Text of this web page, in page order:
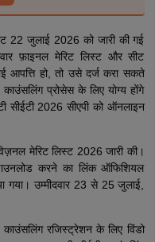
22 जुलाई 2026 को जारी की गई
फ़ाइनल मेरिट लिस्ट और सीट
हो, तो उसे दर्ज करा सकते
काउंसलिंग प्रोसेस के लिए योग्य होंगे
सीईटी 2026 सीएपी को ऑनलाइन
मेरिट लिस्ट 2026 जारी की।
करने का लिंक ऑफिशियल
उम्मीदवार 23 से 25 जुलाई,
रजिस्ट्रेशन के लिए विंडो